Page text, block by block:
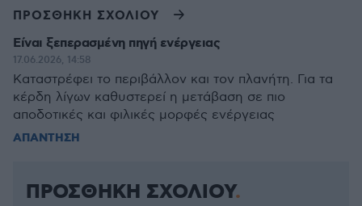
ΠΡΟΣΘΗΚΗ ΣΧΟΛΙΟΥ
Είναι ξεπερασμένη πηγή ενέργειας
17.06.2026, 14:58
Καταστρέφει το περιβάλλον και τον πλανήτη. Για τα
κέρδη λίγων καθυστερεί η μετάβαση σε πιο
αποδοτικές και φιλικές μορφές ενέργειας
ΑΠΑΝΤΗΣΗ
ΠΡΟΣΘΗΚΗ ΣΧΟΛΙΟΥ